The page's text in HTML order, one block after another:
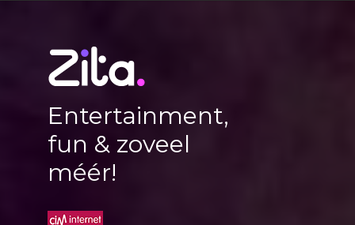
Entertainment,
fun & zoveel
méér!